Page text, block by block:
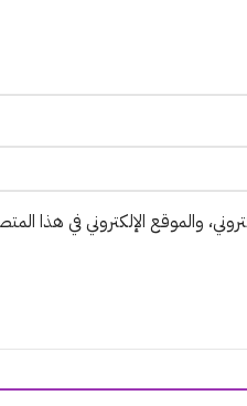
والموقع الإلكتروني في هذا